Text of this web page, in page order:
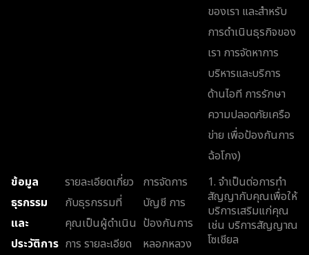
ของเรา และสำหรับ
การดำเนินธุรกิจของ
เรา การจัดหาการ
บริหารและบริการ
ด้านไอที การรักษา
ความปลอดภัยเครือ
ข่าย เพื่อป้องกันการ
ฉ้อโกง)
ข้อมูล
ธุรกรรม
และ
ประวัติการ
รายละเอียดเกี่ยว
กับธุรกรรมที่
คุณเป็นผู้ดำเนิน
การ รายละเอียด
การจัดการ
บัญชี การ
ป้องกันการ
หลอกหลวง
1. จำเป็นต่อการทำ
สัญญากับคุณเพื่อให้
บริการเสริมแก่คุณ
เช่น บริการสัญญาณ
โซเชียล